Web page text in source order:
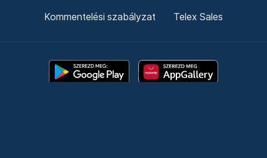
Kommentelési szabályzat Telex Sales